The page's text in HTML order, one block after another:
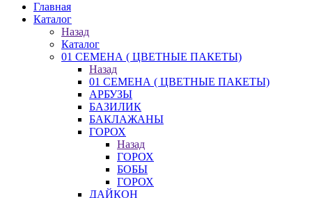
Главная
Каталог
Назад
Каталог
01 СЕМЕНА ( ЦВЕТНЫЕ ПАКЕТЫ)
Назад
01 СЕМЕНА ( ЦВЕТНЫЕ ПАКЕТЫ)
АРБУЗЫ
БАЗИЛИК
БАКЛАЖАНЫ
ГОРОХ
Назад
ГОРОХ
БОБЫ
ГОРОХ
ДАЙКОН